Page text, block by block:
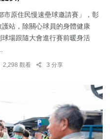
市原住民慢速壘球邀請賽」，彰
站，除關心球員的身體健康
場跟隨大會進行賽前暖身活
2,298 觀看 3 分享